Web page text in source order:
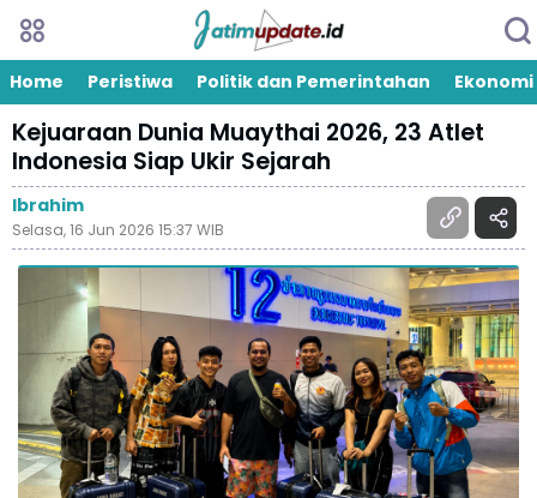
Home Peristiwa Politik dan Pemerintahan Ekonomi
Kejuaraan Dunia Muaythai 2026, 23 Atlet
Indonesia Siap Ukir Sejarah
Ibrahim
Selasa, 16 Jun 2026 15:37 WIB